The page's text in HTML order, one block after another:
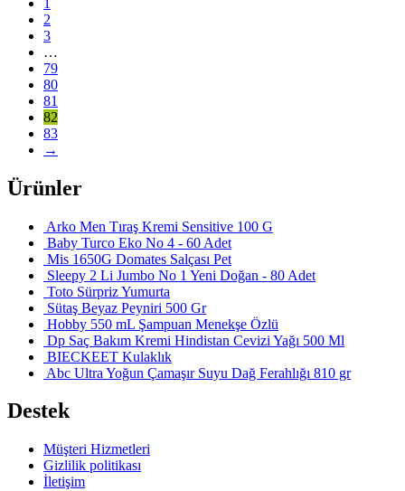
2
3
…
79
80
81
82
83
→
Ürünler
Arko Men Tıraş Kremi Sensitive 100 G
Baby Turco Eko No 4 - 60 Adet
Mis 1650G Domates Salçası Pet
Sleepy 2 Li Jumbo No 1 Yeni Doğan - 80 Adet
Toto Sürpriz Yumurta
Sütaş Beyaz Peyniri 500 Gr
Hobby 550 mL Şampuan Menekşe Özlü
Dp Saç Bakım Kremi Hindistan Cevizi Yağı 500 Ml
BIECKEET Kulaklık
Abc Ultra Yoğun Çamaşır Suyu Dağ Ferahlığı 810 gr
Destek
Müşteri Hizmetleri
Gizlilik politikası
İletişim